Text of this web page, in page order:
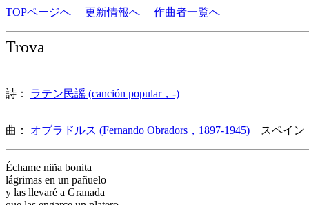
TOPページへ 更新情報へ 作曲者一覧へ
Trova
詩： ラテン民謡 (canción popular，-)
曲： オブラドルス (Fernando Obradors，1897-1945) スペイ
Échame niña bonita
lágrimas en un pañuelo
y las llevaré a Granada